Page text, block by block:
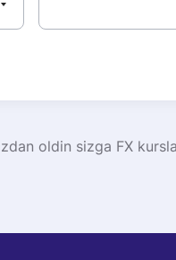
oldin sizga FX